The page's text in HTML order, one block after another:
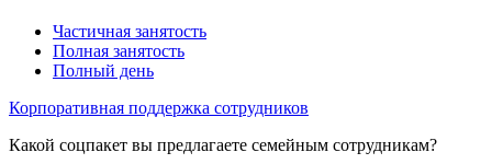
Частичная занятость
Полная занятость
Полный день
Корпоративная поддержка сотрудников
Какой соцпакет вы предлагаете семейным сотрудникам?